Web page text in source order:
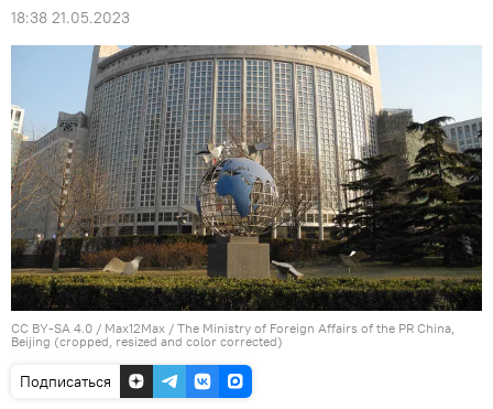
18:38 21.05.2023
CC BY-SA 4.0 / Max12Max / The Ministry of Foreign Affairs of the PR China,
Beijing (cropped, resized and color corrected)
Подписаться